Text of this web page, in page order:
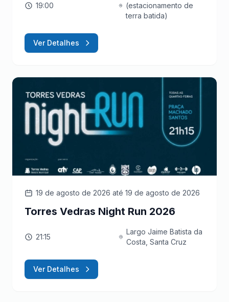
19:00
(estacionamento de
terra batida)
Ver Detalhes
19 de agosto de 2026 até 19 de agosto de 2026
Torres Vedras Night Run 2026
21:15
Largo Jaime Batista da
Costa, Santa Cruz
Ver Detalhes